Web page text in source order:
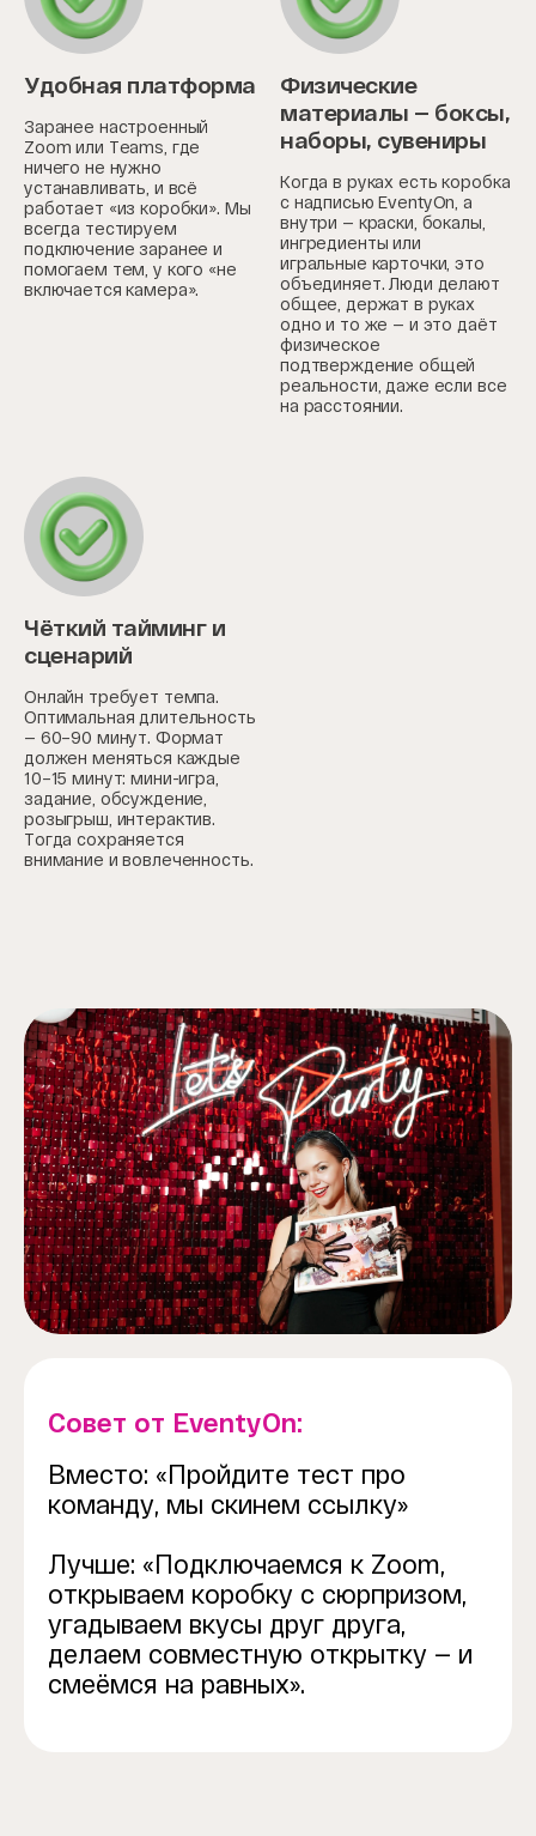
Удобная платформа
Заранее настроенный
Zoom или Teams, где
ничего не нужно
устанавливать, и всё
работает «из коробки». Мы
всегда тестируем
подключение заранее и
помогаем тем, у кого «не
включается камера».
Физические
материалы — боксы,
наборы, сувениры
Когда в руках есть коробка
с надписью EventyOn, а
внутри — краски, бокалы,
ингредиенты или
игральные карточки, это
объединяет. Люди делают
общее, держат в руках
одно и то же — и это даёт
физическое
подтверждение общей
реальности, даже если все
на расстоянии.
Чёткий тайминг и
сценарий
Онлайн требует темпа.
Оптимальная длительность
— 60–90 минут. Формат
должен меняться каждые
10–15 минут: мини-игра,
задание, обсуждение,
розыгрыш, интерактив.
Тогда сохраняется
внимание и вовлеченность.
Совет от EventyOn:
Вместо: «Пройдите тест про
команду, мы скинем ссылку»
Лучше: «Подключаемся к Zoom,
открываем коробку с сюрпризом,
угадываем вкусы друг друга,
делаем совместную открытку — и
смеёмся на равных».